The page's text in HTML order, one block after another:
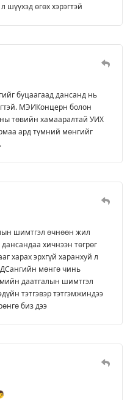
шүүхэд өгөх хэрэгтэй
буцаагаад дансанд нь
МЭИКонцерн болон
төвийн хамааралтай УИХ
ард түмний мөнгийг
шимтгэл өчнөөн жил
хичнээн төгрөг
харах эрхгүй харанхуй л
мөнгө чинь
даатгалын шимтгэл
тэтгэвэр тэтгэмжиндээ
биз дээ